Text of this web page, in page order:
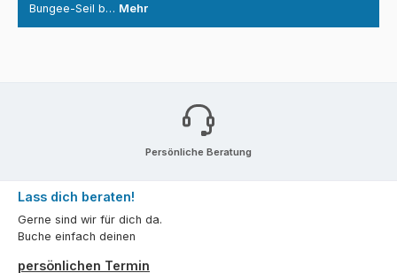
Bungee-Seil b… Mehr
Persönliche Beratung
Lass dich beraten!
Gerne sind wir für dich da.
Buche einfach deinen
persönlichen Termin